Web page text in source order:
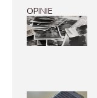
OPINIE